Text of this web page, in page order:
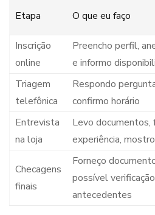
Etapa O que eu faço
Inscrição
online
Preencho perfil,
e informo
Triagem
telefônica
Respondo
confirmo horário
Entrevista
na loja
Levo documentos,
experiência,
Checagens
finais
Forneço
possível
antecedentes